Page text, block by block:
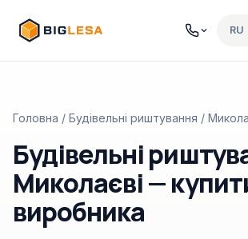
RU
Головна / Будівельні риштування /
Будівельні
Миколаєві —
виробника